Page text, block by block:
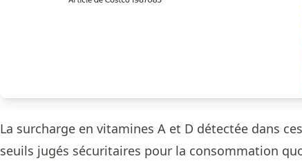
La surcharge en vitamines A et D détectée dans
seuils jugés sécuritaires pour la consommation